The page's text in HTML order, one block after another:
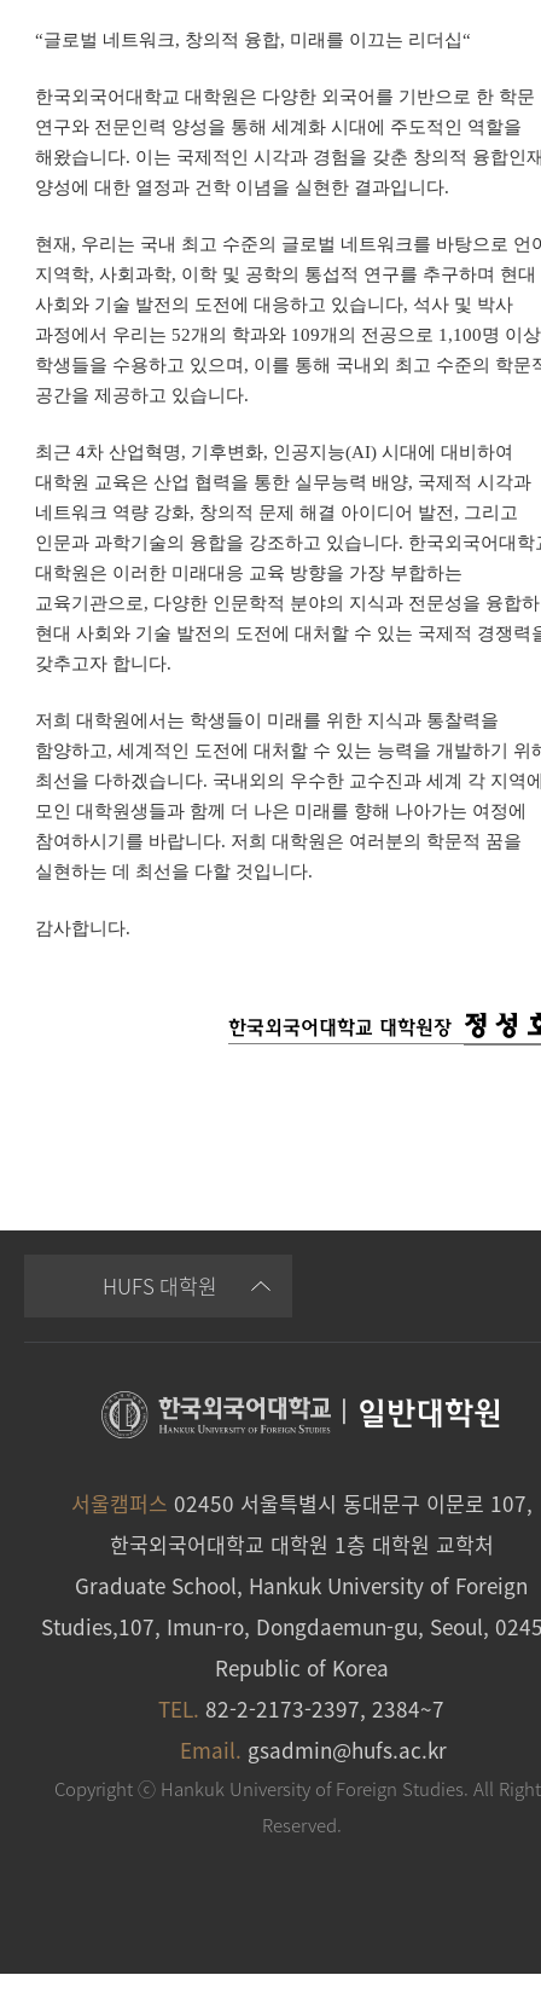
“글로벌 네트워크, 창의적 융합, 미래를 이끄는 리더십“
한국외국어대학교 대학원은 다양한 외국어를 기반으로 한 학문
연구와 전문인력 양성을 통해 세계화 시대에 주도적인 역할을
해왔습니다. 이는 국제적인 시각과 경험을 갖춘 창의적 융합인
양성에 대한 열정과 건학 이념을 실현한 결과입니다.
현재 , 우리는 국내 최고 수준의 글로벌 네트워크를 바탕으로 언
지역학,사회과학, 이학 및 공학의 통섭적 연구를 추구하며 현대
사회와 기술 발전의 도전에 대응하고 있습니다, 석사 및 박사
과정에서 우리는 52개의 학과와 109개의 전공으로 1,100명 이
학생들을 수용하고 있으며 , 이를 통해 국내외 최고 수준의 학문
공간을 제공하고 있습니다.
최근4차 산업혁명, 기후변화, 인공지능(AI)시대에 대비하여
대학원 교육은 산업 협력을 통한 실무능력 배양, 국제적 시각과
네트워크 역량 강화, 창의적 문제 해결 아이디어 발전 , 그리고
인문과 과학기술의 융합을 강조하고 있습니다. 한국외국어대학
대학원은 이러한 미래대응 교육 방향을 가장 부합하는
교육기관으로, 다양한 인문학적 분야의 지식과 전문성을 융합
현대 사회와 기술 발전의 도전에 대처할 수 있는 국제적 경쟁력
갖추고자 합니다.
저희 대학원에서는 학생들이 미래를 위한 지식과 통찰력을
함양하고,세계적인 도전에 대처할 수 있는 능력을 개발하기 위
최선을 다하겠습니다. 국내외의 우수한 교수진과세계 각 지역
모인대학원생들과 함께 더 나은 미래를 향해 나아가는 여정에
참여하시기를 바랍니다. 저희 대학원은 여러분의 학문적 꿈을
실현하는 데 최선을 다할 것입니다.
감사합니다.
한국외국어대학교 대학원장 정 성
HUFS 대학원
일반대학원
서울캠퍼스 02450 서울특별시 동대문구 이문로 107,
한국외국어대학교 대학원 1층 대학원 교학처
Graduate School, Hankuk University of Foreign
Studies,107, Imun-ro, Dongdaemun-gu, Seoul,
Republic of Korea
TEL. 82-2-2173-2397, 2384~7
Email. gsadmin@hufs.ac.kr
Copyright ⓒ Hankuk University of Foreign Studies. All
Reserved.